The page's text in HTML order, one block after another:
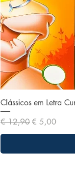
Clássicos em Letra
Preço normal
€ 12,90Preço
€ 5,00